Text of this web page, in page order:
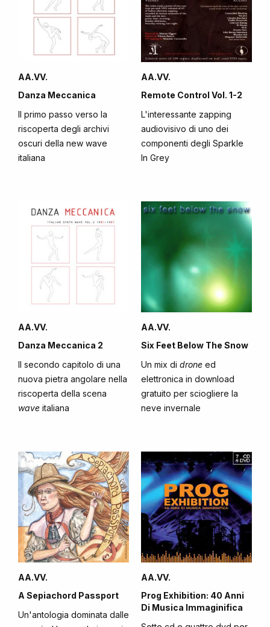
AA.VV.
Danza Meccanica
Il primo passo verso la
riscoperta degli archivi
oscuri della new wave
italiana
AA.VV.
Remote Control Vol. 1-2
L'interessante zapping
audiovisivo di uno dei
componenti degli Sparkle
In Grey
AA.VV.
Danza Meccanica 2
Il secondo capitolo di una
nuova pietra angolare nella
riscoperta della scena
wave italiana
AA.VV.
Six Feet Below The Snow
Un mix di drone ed
elettronica in download
gratuito per sciogliere la
neve invernale
AA.VV.
A Sepiachord Passport
Un'antologia dominata dalle
AA.VV.
Prog Exhibition: 40 Anni
Di Musica Immaginifica